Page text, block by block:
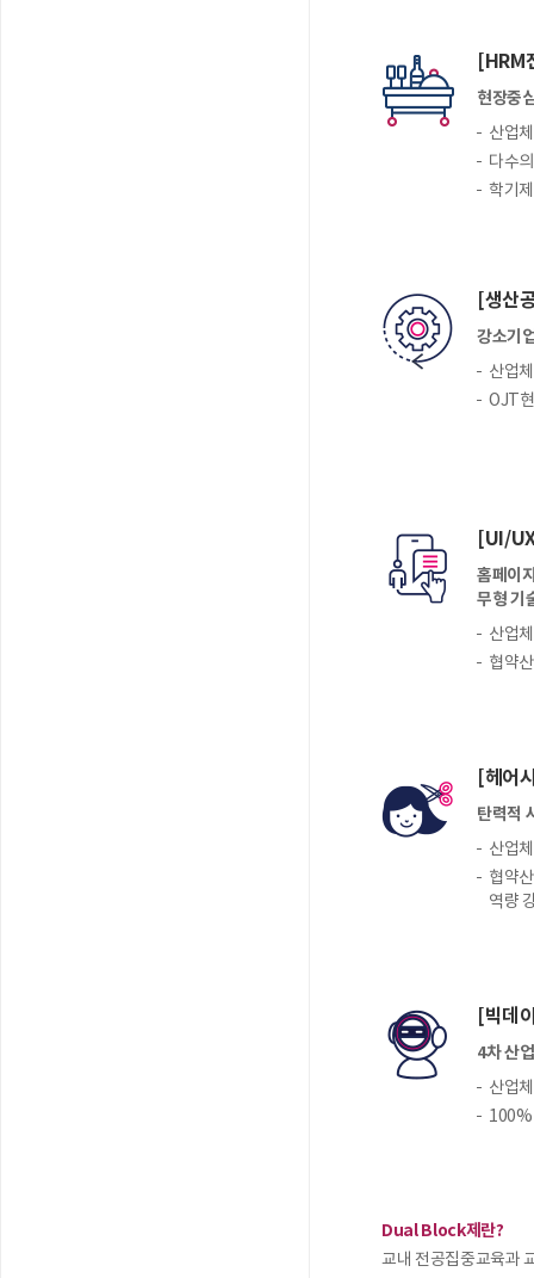
[HRM
현장중
산업
다수
학기
[생산
강소기
산업
OJT
[UI/
홈페이
무형 기
산업
협약
[헤어
탄력적
산업
협약
역량
[빅데
4차 산
산업
100%
Dual Block제란?
교내 전공집중교육과